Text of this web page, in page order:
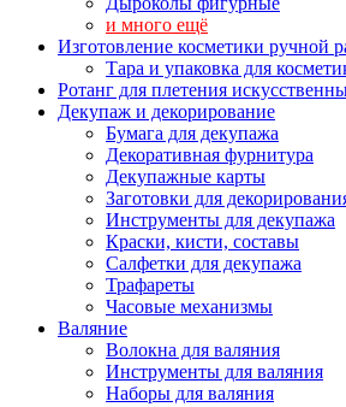
и много ещё
Изготовление косметики ручной
Тара и упаковка для
Ротанг для плетения
Декупаж и декорирование
Бумага для декупажа
Декоративная фурнитура
Декупажные карты
Заготовки для
Инструменты для декупажа
Краски, кисти, составы
Салфетки для декупажа
Трафареты
Часовые механизмы
Валяние
Волокна для валяния
Инструменты для валяния
Наборы для валяния